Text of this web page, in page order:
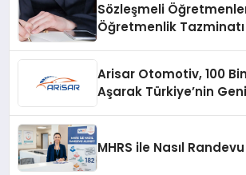
Sözleşmeli
Öğretmenlik Tazminatı
Arisar Otomotiv, 100
Aşarak Türkiye’nin
MHRS ile Nasıl Randevu